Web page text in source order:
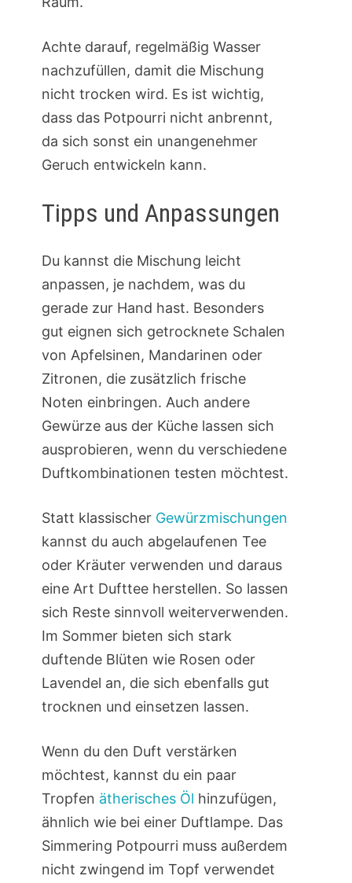
Achte darauf, regelmäßig Wasser
nachzufüllen, damit die Mischung
nicht trocken wird. Es ist wichtig,
dass das Potpourri nicht anbrennt,
da sich sonst ein unangenehmer
Geruch entwickeln kann.
Tipps und Anpassungen
Du kannst die Mischung leicht
anpassen, je nachdem, was du
gerade zur Hand hast. Besonders
gut eignen sich getrocknete Schalen
von Apfelsinen, Mandarinen oder
Zitronen, die zusätzlich frische
Noten einbringen. Auch andere
Gewürze aus der Küche lassen sich
ausprobieren, wenn du verschiedene
Duftkombinationen testen möchtest.
Statt klassischer Gewürzmischungen
kannst du auch abgelaufenen Tee
oder Kräuter verwenden und daraus
eine Art Dufttee herstellen. So lassen
sich Reste sinnvoll weiterverwenden.
Im Sommer bieten sich stark
duftende Blüten wie Rosen oder
Lavendel an, die sich ebenfalls gut
trocknen und einsetzen lassen.
Wenn du den Duft verstärken
möchtest, kannst du ein paar
Tropfen ätherisches Öl hinzufügen,
ähnlich wie bei einer Duftlampe. Das
Simmering Potpourri muss außerdem
nicht zwingend im Topf verwendet